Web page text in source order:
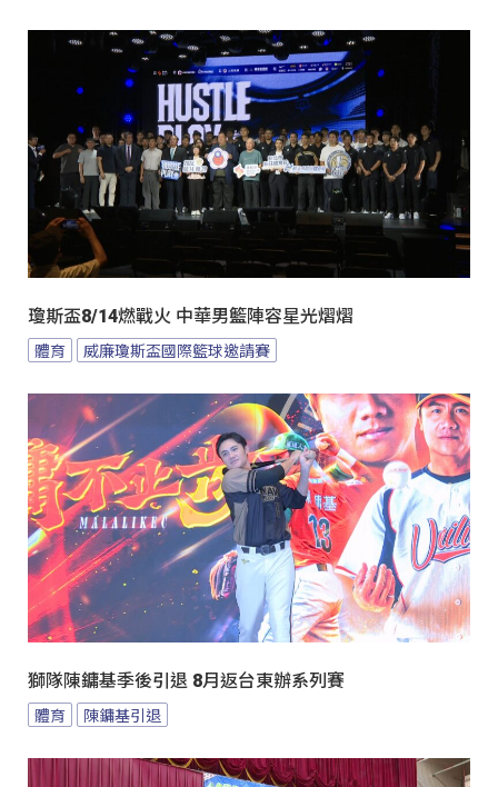
瓊斯盃8/14燃戰火 中華男籃陣容星光熠熠
體育 威廉瓊斯盃國際籃球邀請賽
獅隊陳鏞基季後引退 8月返台東辦系列賽
體育 陳鏞基引退